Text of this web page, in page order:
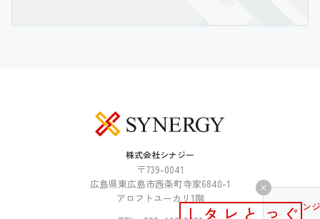
株式会社シナジー
〒739-0041
広島県東広島市西条町寺家6840-1
アロフトユーカリ1階
メールマガジン
ぐっとレター